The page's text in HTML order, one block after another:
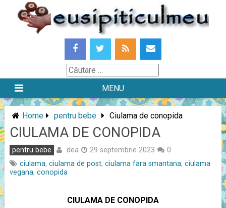
content
Căutare
MENU
Home pentru bebe Ciulama de conopida
CIULAMA DE CONOPIDA
pentru bebe dea 29 septembrie 2023
0
ciulama, ciulama de post, ciulama fara smantana, ciulama
vegana, conopida
CIULAMA DE CONOPIDA